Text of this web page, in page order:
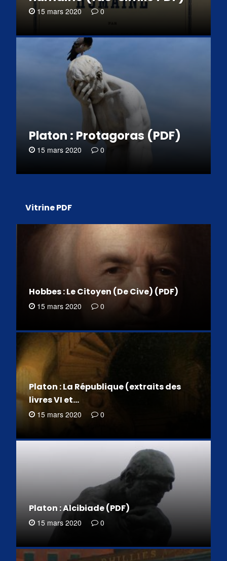
15 mars 2020 0
Platon : Protagoras (PDF)
15 mars 2020 0
Vitrine PDF
Hobbes : Le Citoyen (De Cive) (PDF)
15 mars 2020 0
Platon : La République (extraits des
livres VI et…
15 mars 2020 0
Platon : Alcibiade (PDF)
15 mars 2020 0